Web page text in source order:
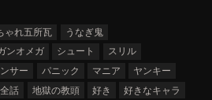
ゃれ五所瓦
うなぎ鬼
ンオメガ シュート
スリル
サー パニック マニア
ヤンキー
全話 地獄の教頭 好き
好きなキャラ